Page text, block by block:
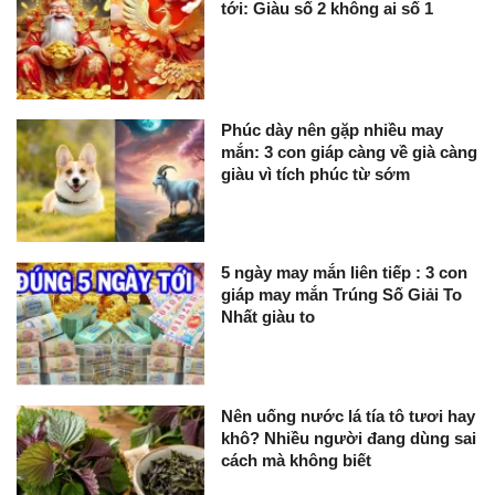
tới: Giàu số 2 không ai số 1
Phúc dày nên gặp nhiều may
mắn: 3 con giáp càng về già càng
giàu vì tích phúc từ sớm
5 ngày may mắn liên tiếp : 3 con
giáp may mắn Trúng Số Giải To
Nhất giàu to
Nên uống nước lá tía tô tươi hay
khô? Nhiều người đang dùng sai
cách mà không biết